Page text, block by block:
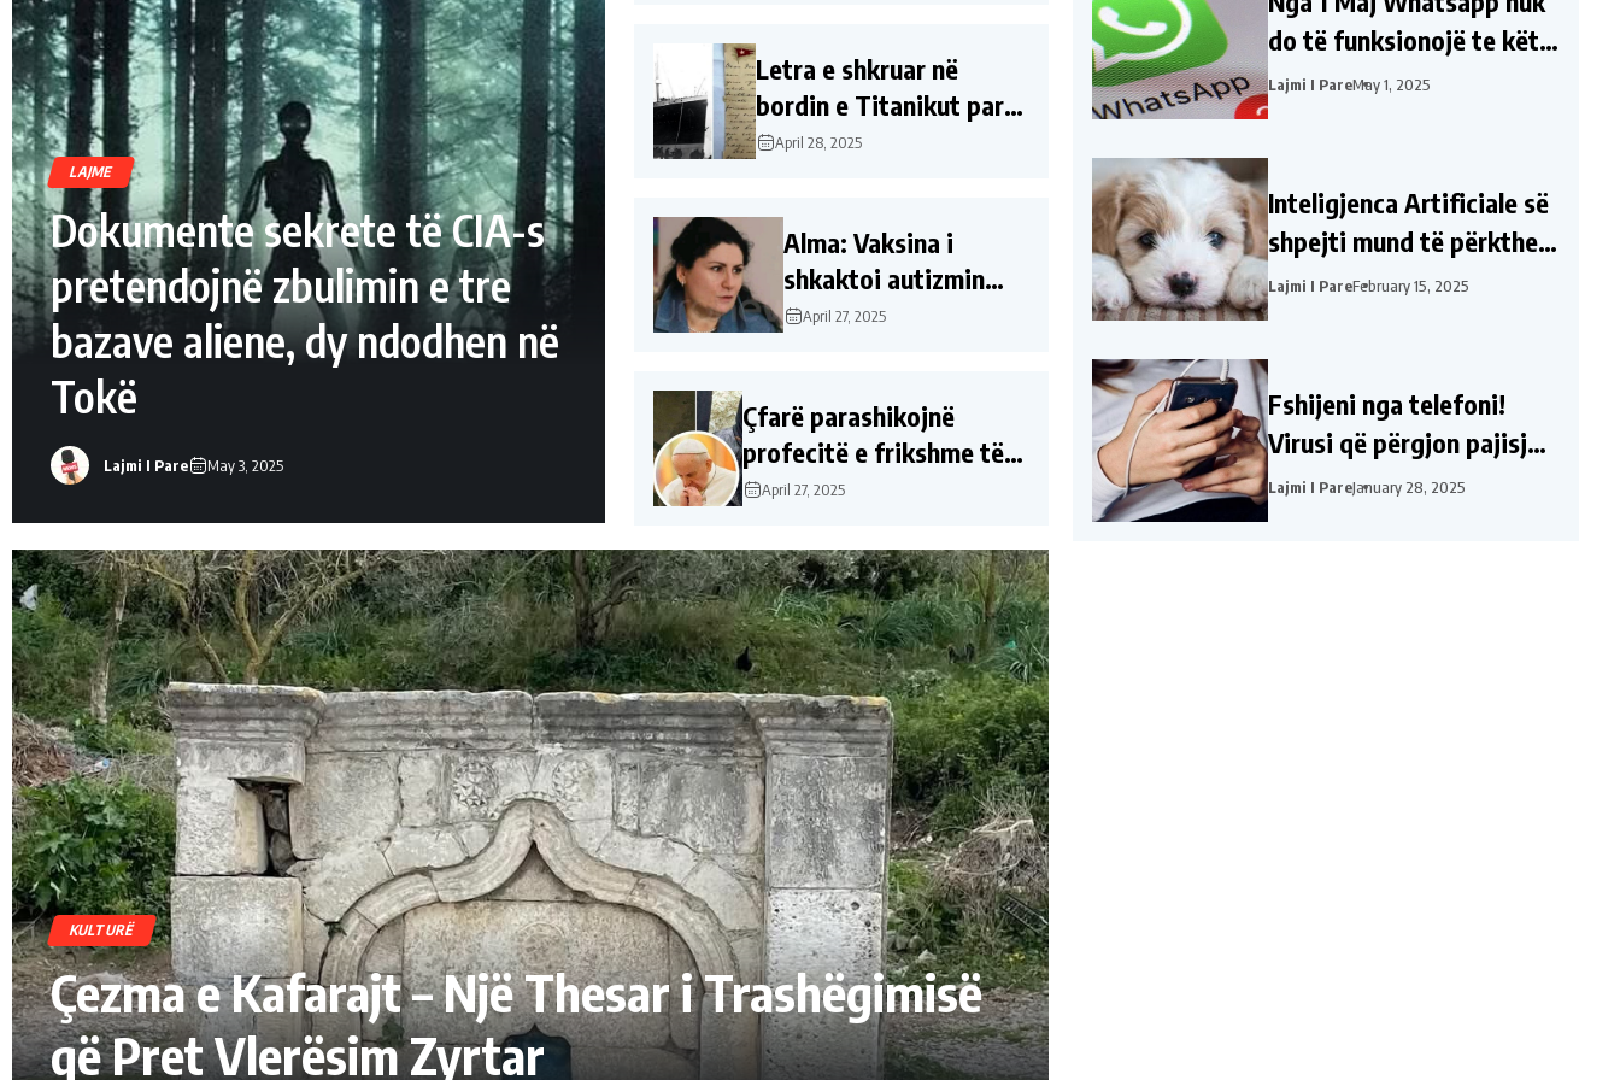
LAJME
Dokumente sekrete të CIA-s
pretendojnë zbulimin e tre
bazave aliene, dy ndodhen në
Tokë
Lajmi I Pare May 3, 2025
Letra e shkruar në
bordin e Titanikut para
se të fundosej shitet
dollarë
April 28, 2025
Alma: Vaksina i
shkaktoi autizmin
djalit, ndryshoi sjellje
April 27, 2025
Çfarë parashikojnë
profecitë e frikshme të
Nostradamusit dhe Baba
Papa Françeskut
April 27, 2025
KULTURË
Çezma e Kafarajt – Një Thesar i Trashëgimisë
që Pret Vlerësim Zyrtar
do të funksionojë te këta
lloj telefonash
Lajmi I PareMay 1, 2025
Inteligjenca Artificiale së
shpejti mund të përkthejë
atë që po ju thonë
kafshët shtëpiake
Lajmi I PareFebruary 15, 2025
Fshijeni nga telefoni!
Virusi që përgjon pajisjet,
ja aplikacionet që e
përhapin atë
Lajmi I PareJanuary 28, 2025